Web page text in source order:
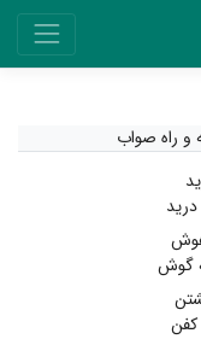
و راه صواب
گوش